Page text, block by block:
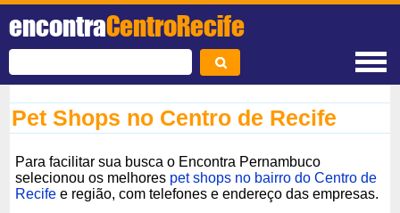
encontraCentroRecife
Pet Shops no Centro de Recife
Para facilitar sua busca o Encontra Pernambuco
selecionou os melhores pet shops no bairro do Centro de
Recife e região, com telefones e endereço das empresas.